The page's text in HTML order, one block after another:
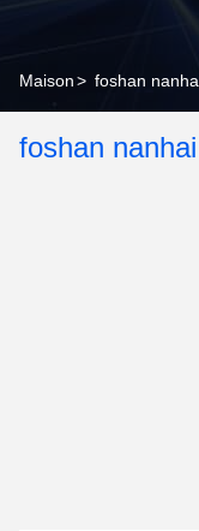
Maison> foshan
foshan